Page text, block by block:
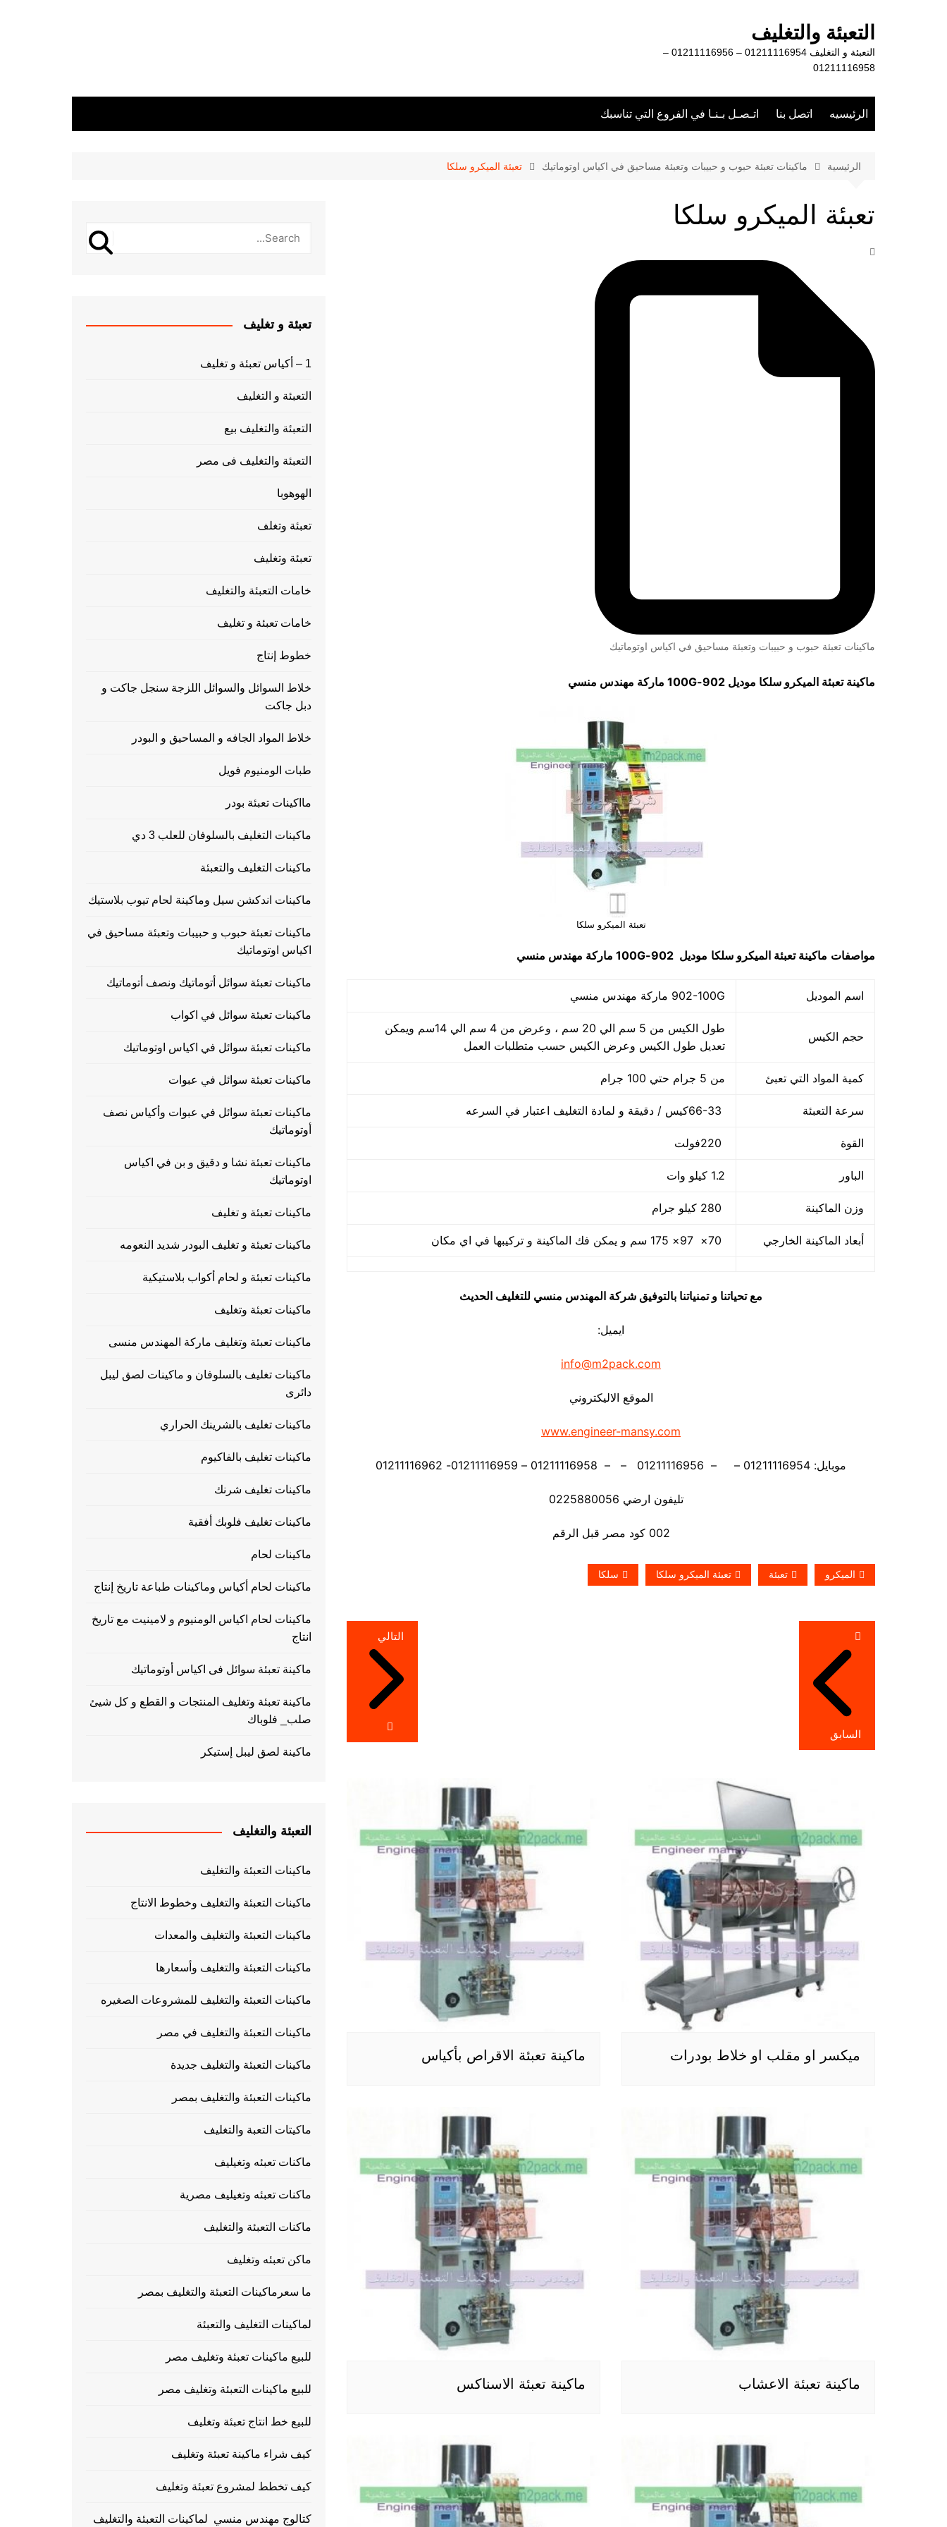
التعبئة والتغليف
التعبئة و التغليف 01211116954 – 01211116956 –
01211116958
الرئيسيه اتصل بنا اتـصـل بـنـا في الفروع التي تناسبك
الرئيسية ماكينات تعبئة حبوب و حبيبات وتعبئة مساحيق في اكياس اوتوماتيك تعبئة الميكرو سلكا
تعبئة الميكرو سلكا
ماكينات تعبئة حبوب و حبيبات وتعبئة مساحيق في اكياس اوتوماتيك
ماكينة تعبئة الميكرو سلكا موديل 902-100G ماركة مهندس منسي
تعبئة الميكرو سلكا
مواصفات ماكينةتعبئة الميكرو سلكا موديل 902-100G ماركة مهندس منسي
اسم الموديل 902-100G ماركة مهندس منسي
حجم الكيس
طول الكيس من 5 سم الي 20 سم ، وعرض من 4 سم الي 14سم ويمكن
تعديل طول الكيس وعرض الكيس حسب متطلبات العمل
كمية المواد التي تعبئ من 5 جرام حتي 100 جرام
سرعة التعبئة
القوة
الباور 1.2 كيلو وات
وزن الماكينة
أبعاد الماكينة الخارجي
مع تحياتنا و تمنياتنا بالتوفيق شركة المهندس منسي للتغليف الحديث
ايميل:
info@m2pack.com
الموقع الاليكتروني
www.engineer-mansy.com
موبايل: 01211116954 – – 01211116956 – – 01211116958 – 01211116959- 01211116962
تليفون ارضي 0225880056
002 كود مصر قبل الرقم
الميكرو تعبئة تعبئة الميكرو سلكا سلكا
تصفّح
المقالات
السابق
التالي
ميكسر او مقلب او خلاط بودرات ماكينة تعبئة الاقراص بأكياس
ماكينة تعبئة الاعشاب ماكينة تعبئة الاسناكس
تعبئة و تغليف
1 – أكياس تعبئة و تغليف
التعبئة و التغليف
التعبئة والتغليف بيع
التعبئة والتغليف فى مصر
الهوهوبا
تعبئة وتغلف
تعبئة وتغليف
خامات التعبئة والتغليف
خامات تعبئة و تغليف
خطوط إنتاج
خلاط السوائل والسوائل اللزجة سنجل جاكت و
دبل جاكت
خلاط المواد الجافه و المساحيق و البودر
طبات الومنيوم فويل
مااكينات تعبئة بودر
ماكينات التغليف بالسلوفان للعلب 3 دي
ماكينات التغليف والتعبئة
ماكينات اندكشن سيل وماكينة لحام تيوب بلاستيك
ماكينات تعبئة حبوب و حبيبات وتعبئة مساحيق في
اكياس اوتوماتيك
ماكينات تعبئة سوائل أتوماتيك ونصف أتوماتيك
ماكينات تعبئة سوائل في اكواب
ماكينات تعبئة سوائل في اكياس اوتوماتيك
ماكينات تعبئة سوائل في عبوات
ماكينات تعبئة سوائل في عبوات وأكياس نصف
أوتوماتيك
ماكينات تعبئة نشا و دقيق و بن في اكياس
اوتوماتيك
ماكينات تعبئة و تغليف
ماكينات تعبئة و تغليف البودر شديد النعومه
ماكينات تعبئة و لحام أكواب بلاستيكية
ماكينات تعبئة وتغليف
ماكينات تعبئة وتغليف ماركة المهندس منسى
ماكينات تغليف بالسلوفان و ماكينات لصق ليبل
دائرى
ماكينات تغليف بالشرينك الحراري
ماكينات تغليف بالفاكيوم
ماكينات تغليف شرنك
ماكينات تغليف فلوبك أفقية
ماكينات لحام
ماكينات لحام أكياس وماكينات طباعة تاريخ إنتاج
ماكينات لحام اكياس الومنيوم و لامينيت مع تاريخ
انتاج
ماكينة تعبئة سوائل فى اكياس أوتوماتيك
ماكينة تعبئة وتغليف المنتجات و القطع و كل شيئ
صلب_ فلوباك
ماكينة لصق ليبل إستيكر
التعبئة والتغليف
ماكينات التعبئة والتغليف
ماكينات التعبئة والتغليف وخطوط الانتاج
ماكينات التعبئة والتغليف والمعدات
ماكينات التعبئة والتغليف وأسعارها
ماكينات التعبئة والتغليف للمشروعات الصغيره
ماكينات التعبئة والتغليف في مصر
ماكينات التعبئة والتغليف جديدة
ماكينات التعبئة والتغليف بمصر
ماكيتات التعبة والتغليف
ماكنات تعبئه وتغيليف
ماكنات تعبئه وتغيليف مصرية
ماكنات التعبئة والتغليف
ماكن تعبئه وتغليف
ما سعرماكينات التعبئة والتغليف بمصر
لماكينات التغليف والتعبئة
للبيع ماكينات تعبئة وتغليف مصر
للبيع ماكينات التعبئة وتغليف مصر
للبيع خط انتاج تعبئة وتغليف
كيف شراء ماكينة تعبئة وتغليف
كيف تخطط لمشروع تعبئة وتغليف
كتالوج مهندس منسي لماكينات التعبئة والتغليف